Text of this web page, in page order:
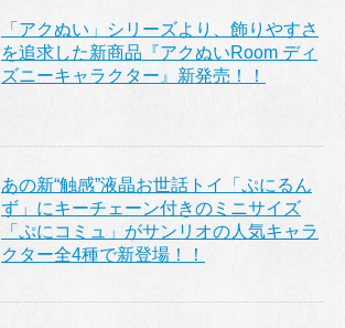
「アクぬい」シリーズより、飾りやすさ
を追求した新商品『アクぬいRoom ディ
ズニーキャラクター』新発売！！
あの新“触感”液晶お世話トイ「ぷにるん
ず」にキーチェーン付きのミニサイズ
「ぷにコミュ」がサンリオの人気キャラ
クター全4種で新登場！！